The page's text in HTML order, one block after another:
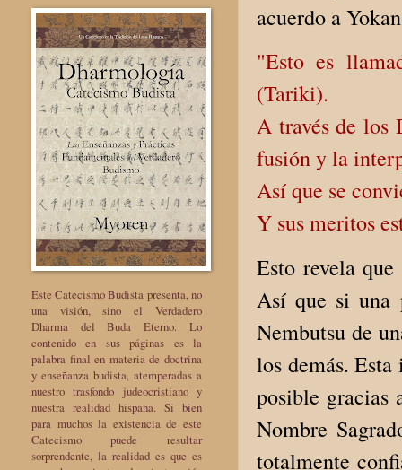
acuerdo a
"Esto es
(Tariki).
A través de los
fusión y la
Así que se
Y sus meritos
Esto revela
Así que si una
Nembutsu de
los demás.
posible gracias
Nombre
totalmente
Este Catecismo Budista presenta, no
una visión, sino el Verdadero
Dharma del Buda Eterno. Lo
contenido en sus páginas es la
palabra final en materia de doctrina
y enseñanza budista, atemperadas a
nuestro trasfondo judeocristiano y
nuestra realidad hispana. Si bien
para muchos la existencia de este
Catecismo puede resultar
sorprendente, la realidad es que es